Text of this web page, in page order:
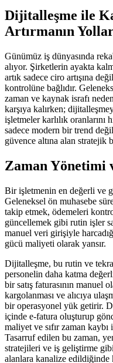
Dijitalleşme ile
Artırmanın
Günümüz iş dünyasında
alıyor. Şirketlerin ayakta
artık sadece ciro artışına
kontrolüne bağlıdır.
zaman ve kaynak israfı
karşıya kalırken;
işletmeler karlılık oranlarını
sadece modern bir trend
güvence altına alan stratejik
Zaman Yönetimi
Bir işletmenin en değerli ve
Geleneksel ön muhasebe
takip etmek, ödemeleri
güncellemek gibi rutin işler
manuel veri girişiyle
gücü maliyeti olarak yansır.
Dijitalleşme, bu rutin ve
personelin daha katma
bir satış faturasının manuel
kargolanması ve alıcıya
bir operasyonel yük getirir.
içinde e-fatura oluşturup
maliyet ve sıfır zaman
Tasarruf edilen bu zaman,
stratejileri ve iş geliştirme
alanlara kanalize edildiğinde